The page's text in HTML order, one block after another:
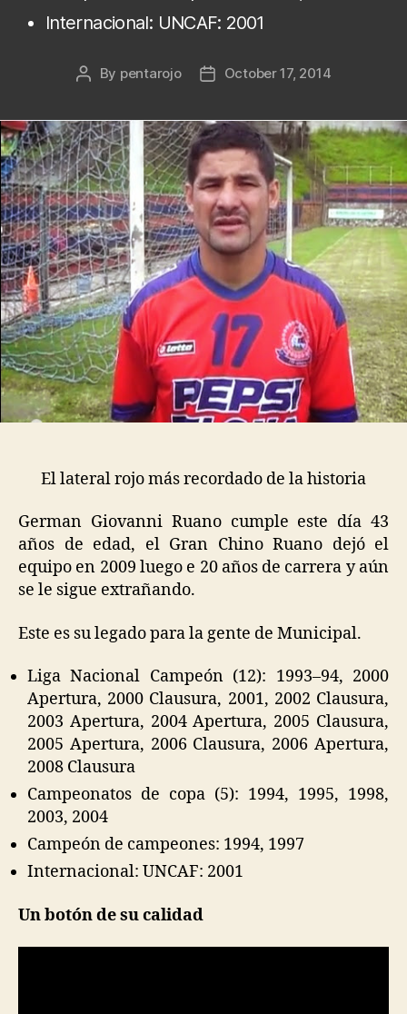
Internacional: UNCAF: 2001
Post
By pentarojo
PostOctober 17, 2014
El lateral rojo más recordado de la historia
German Giovanni Ruano cumple este día 43
años de edad, el Gran Chino Ruano dejó el
equipo en 2009 luego e 20 años de carrera y aún
se le sigue extrañando.
Este es su legado para la gente de Municipal.
Liga Nacional Campeón (12): 1993–94, 2000
Apertura, 2000 Clausura, 2001, 2002 Clausura,
2003 Apertura, 2004 Apertura, 2005 Clausura,
2005 Apertura, 2006 Clausura, 2006 Apertura,
2008 Clausura
Campeonatos de copa (5): 1994, 1995, 1998,
2003, 2004
Campeón de campeones: 1994, 1997
Internacional: UNCAF: 2001
Un botón de su calidad